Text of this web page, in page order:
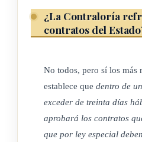
facultad de determinar entre los
sujetas a su control, cuáles
los cuales se realizará esta y el
técnicos, humanos y materiales
ARTÍCULO 13
¿La Contraloría
contratos del
No todos, pero sí los más
establece que dentro de
exceder de treinta días
aprobará los contratos
que por ley especial